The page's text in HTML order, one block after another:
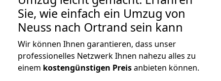
Sie, wie einfach ein Umzug von
Neuss nach Ortrand sein kann
Wir können Ihnen garantieren, dass unser
professionelles Netzwerk Ihnen nahezu alles zu
einem kostengünstigen Preisanbieten können.